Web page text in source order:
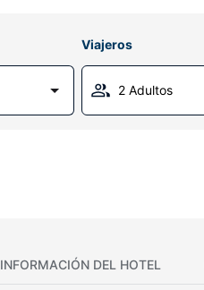
Viajeros
2 Adultos
INFORMACIÓN DEL HOTEL